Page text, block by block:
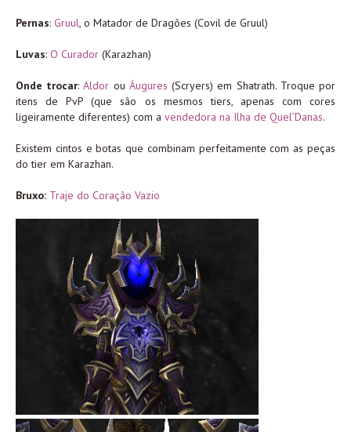
Pernas: Gruul, o Matador de Dragões (Covil de Gruul)
Luvas: O Curador (Karazhan)
Onde trocar:Aldor ou Áugures (Scryers) em Shatrath. Troque por
itens de PvP (que são os mesmos tiers, apenas com cores
ligeiramente diferentes) com a vendedora na Ilha de Quel’Danas.
Existem cintos e botas que combinam perfeitamente com as peças
do tier em Karazhan.
Bruxo: Traje do Coração Vazio